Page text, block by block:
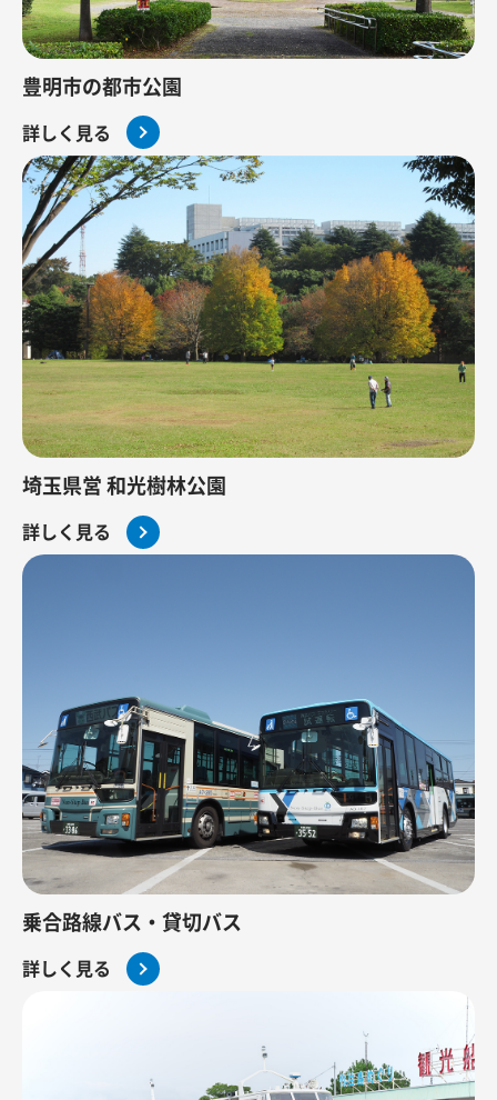
豊明市の都市公園
詳しく見る
埼玉県営 和光樹林公園
詳しく見る
乗合路線バス・貸切バス
詳しく見る